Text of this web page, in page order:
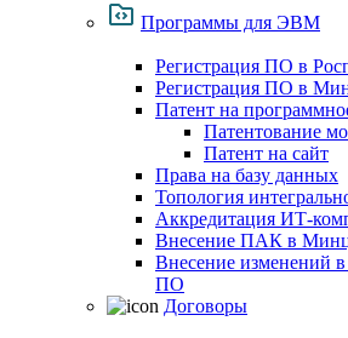
Программы для ЭВМ
Регистрация ПО в
Регистрация ПО в
Патент на
Патентование
Патент на сайт
Права на базу данных
Топология
Аккредитация ИТ-
Внесение ПАК в
Внесение изменений в
ПО
Договоры